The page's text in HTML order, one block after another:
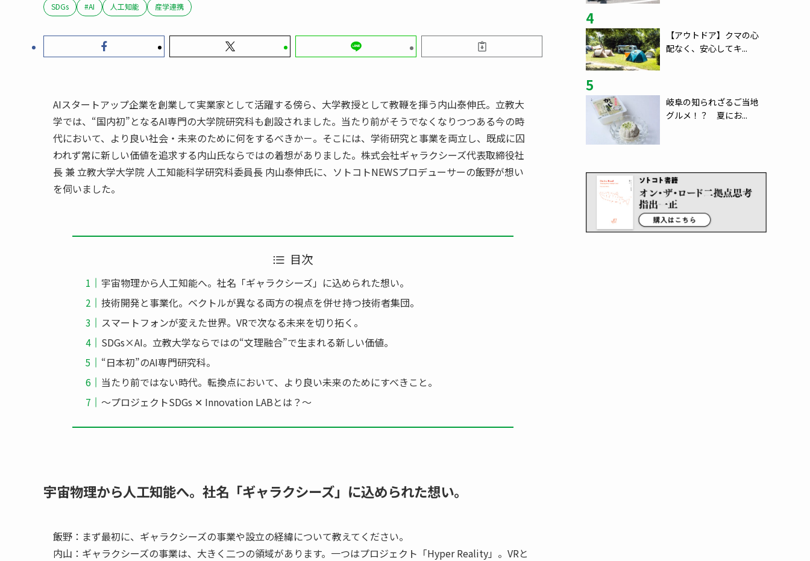
SDGs #AI 人工知能 産学連携
AIスタートアップ企業を創業して実業家として活躍する傍ら、大学教授として教鞭を揮う内山泰伸氏。立教大
学では、“国内初”となるAI専門の大学院研究科も創設されました。当たり前がそうでなくなりつつある今の時
代において、より良い社会・未来のために何をするべきか－。そこには、学術研究と事業を両立し、既成に囚
われず常に新しい価値を追求する内山氏ならではの着想がありました。株式会社ギャラクシーズ代表取締役社
長 兼 立教大学大学院 人工知能科学研究科委員長 内山泰伸氏に、ソトコトNEWSプロデューサーの飯野が想い
を伺いました。
目次
宇宙物理から人工知能へ。社名「ギャラクシーズ」に込められた想い。
技術開発と事業化。ベクトルが異なる両方の視点を併せ持つ技術者集団。
スマートフォンが変えた世界。VRで次なる未来を切り拓く。
SDGs×AI。立教大学ならではの“文理融合”で生まれる新しい価値。
“日本初”のAI専門研究科。
当たり前ではない時代。転換点において、より良い未来のためにすべきこと。
〜プロジェクトSDGs ✕ Innovation LABとは？〜
宇宙物理から人工知能へ。社名「ギャラクシーズ」に込められた想い。
飯野： まず最初に、ギャラクシーズの事業や設立の経緯について教えてください。
内山： ギャラクシーズの事業は、大きく二つの領域があります。一つはプロジェクト「Hyper Reality」。VRと
4
【アウトドア】クマの心
配なく、安心してキ...
5
岐阜の知られざるご当地
グルメ！？ 夏にお...